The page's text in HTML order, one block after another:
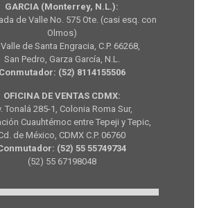
GARCIA (Monterrey, N.L.):
de Valle No. 575 Ote. (casi esq. con
Olmos)
de Santa Engracia, C.P. 66268,
San Pedro, Garza García, N.L.
Conmutador: (52) 8114155506
OFICINA DE VENTAS CDMX:
Tonalá 285-1, Colonia Roma Sur,
Cuauhtémoc entre Tepeji y Tepic,
de México, CDMX C.P. 06760
(52) 55 55749734
(52) 55 67198048